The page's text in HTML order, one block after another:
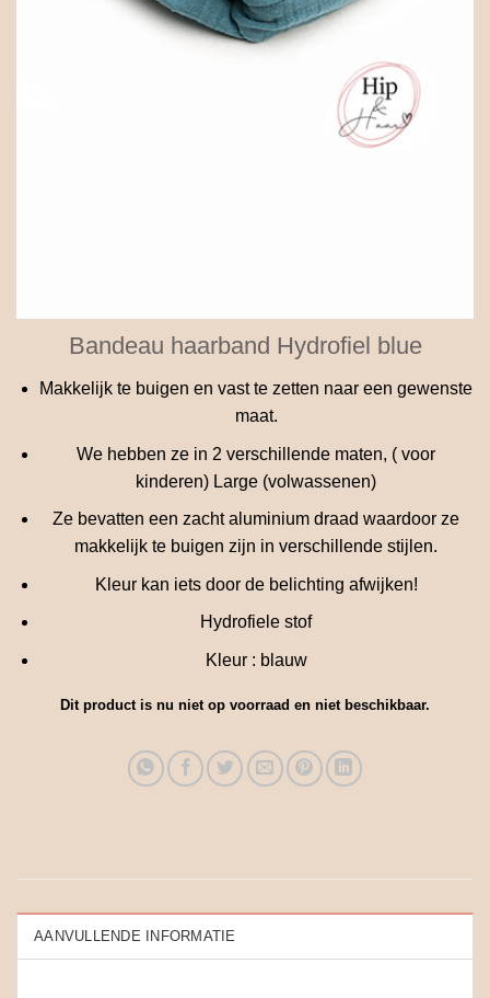
Bandeau haarband Hydrofiel blue
Makkelijk te buigen en vast te zetten naar een gewenste
maat.
We hebben ze in 2 verschillende maten, ( voor
kinderen) Large (volwassenen)
Ze bevatten een zacht aluminium draad waardoor ze
makkelijk te buigen zijn in verschillende stijlen.
Kleur kan iets door de belichting afwijken!
Hydrofiele stof
Kleur : blauw
Dit product is nu niet op voorraad en niet beschikbaar.
AANVULLENDE INFORMATIE